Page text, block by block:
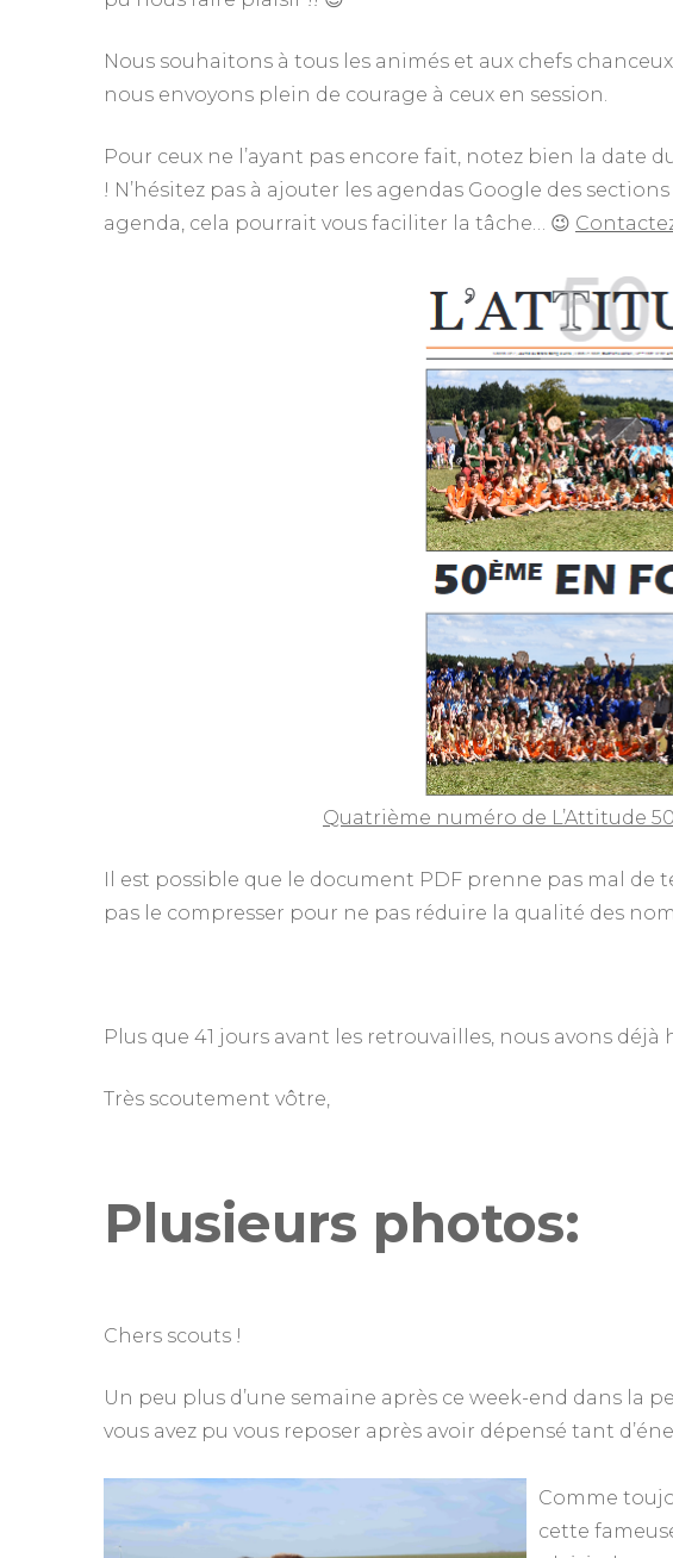
Nous souhaitons à tous les animés et aux chefs
nous envoyons plein de courage à ceux en session.
Pour ceux ne l’ayant pas encore fait, notez bien la date
! N’hésitez pas à ajouter les agendas Google des
agenda, cela pourrait vous faciliter la tâche… 😉
Quatrième numéro de L’Attitude
Il est possible que le document PDF prenne pas mal de
pas le compresser pour ne pas réduire la qualité des
Plus que 41 jours avant les retrouvailles, nous avons déjà
Très scoutement vôtre,
Plusieurs photos:
Chers scouts !
Un peu plus d’une semaine après ce week-end dans la
vous avez pu vous reposer après avoir dépensé tant
Comme
cette